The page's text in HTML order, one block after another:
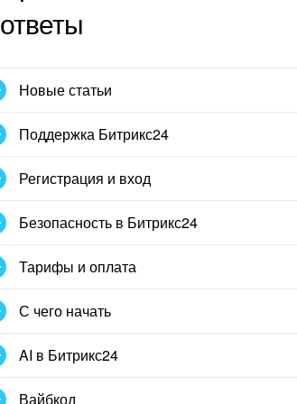
ответы
Новые статьи
Поддержка Битрикс24
Регистрация и вход
Безопасность в Битрикс24
Тарифы и оплата
С чего начать
AI в Битрикс24
Вайбкод